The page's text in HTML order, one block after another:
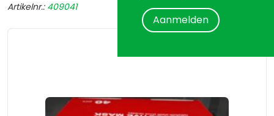
Aanmelden
Artikelnr.: 409041